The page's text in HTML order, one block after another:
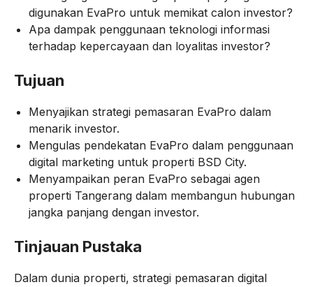
digunakan EvaPro untuk memikat calon investor?
Apa dampak penggunaan teknologi informasi
terhadap kepercayaan dan loyalitas investor?
Tujuan
Menyajikan strategi pemasaran EvaPro dalam
menarik investor.
Mengulas pendekatan EvaPro dalam penggunaan
digital marketing untuk properti BSD City.
Menyampaikan peran EvaPro sebagai agen
properti Tangerang dalam membangun hubungan
jangka panjang dengan investor.
Tinjauan Pustaka
Dalam dunia properti, strategi pemasaran digital